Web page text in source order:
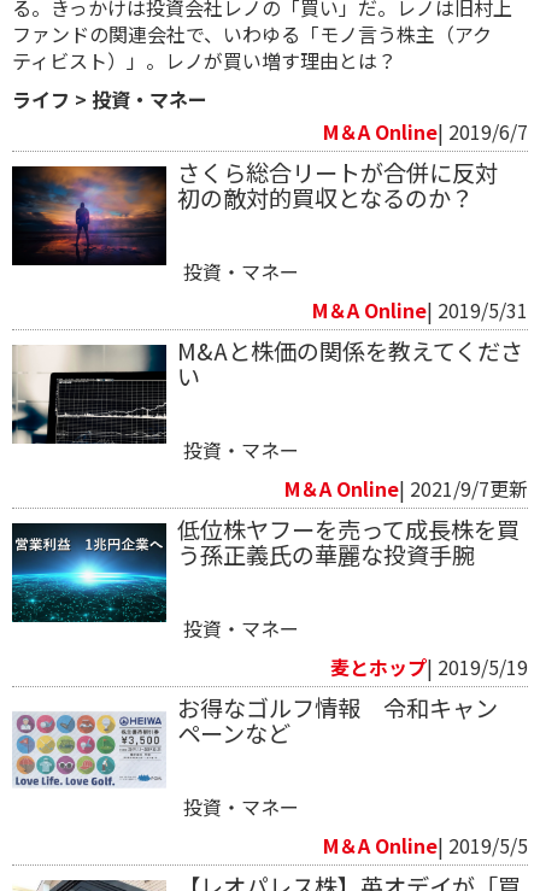
る。きっかけは投資会社レノの「買い」​だ。レノは旧村上
ファンドの関連会社で、いわゆる「モノ言う株主（アク
ティビスト）」。レノが買い増す理由とは？
ライフ > 投資・マネー
M＆A Online| 2019/6/7
さくら総合リートが合併に反対
初の敵対的買収となるのか？
投資・マネー
M＆A Online| 2019/5/31
M&Aと株価の関係を教えてくださ
い
投資・マネー
M＆A Online| 2021/9/7更新
低位株ヤフーを売って成長株を買
う孫正義氏の華麗な投資手腕
投資・マネー
麦とホップ| 2019/5/19
お得なゴルフ情報 令和キャン
ペーンなど
投資・マネー
M＆A Online| 2019/5/5